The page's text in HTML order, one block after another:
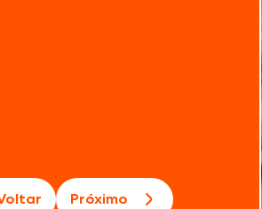
Próximo